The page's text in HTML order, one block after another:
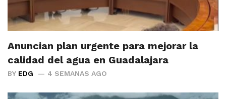
Anuncian plan urgente para mejorar la
calidad del agua en Guadalajara
BY EDG 4 SEMANAS AGO